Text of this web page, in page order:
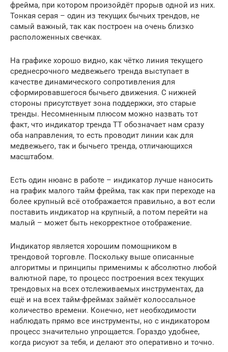
фрейма, при котором произойдёт прорыв одной из них.
Тонкая серая – один из текущих бычьих трендов, не
самый важный, так как построен на очень близко
расположенных свечках.
На графике хорошо видно, как чётко линия текущего
среднесрочного медвежьего тренда выступает в
качестве динамического сопротивления для
сформировавшегося бычьего движения. С нижней
стороны присутствует зона поддержки, это старые
тренды. Несомненным плюсом можно назвать тот
факт, что индикатор тренда TT обозначает нам сразу
оба направления, то есть проводит линии как для
медвежьего, так и бычьего тренда, отличающихся
масштабом.
Есть один нюанс в работе – индикатор лучше наносить
на график малого тайм фрейма, так как при переходе на
более крупный всё отображается правильно, а вот если
поставить индикатор на крупный, а потом перейти на
малый – может быть некорректное отображение.
Индикатор является хорошим помощником в
трендовой торговле. Поскольку выше описанные
алгоритмы и принципы применимы к абсолютно любой
валютной паре, то процесс построения всех текущих
трендовых на всех отслеживаемых инструментах, да
ещё и на всех тайм-фреймах займёт колоссальное
количество времени. Конечно, нет необходимости
наблюдать прямо все инструменты, но с индикатором
процесс значительно упрощается. Гораздо удобнее,
когда рисуют за тебя, и делают это оперативно и точно.